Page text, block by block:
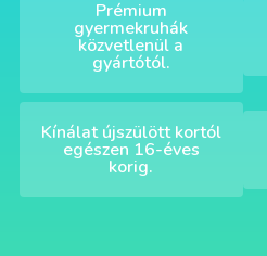
Prémium
gyermekruhák
közvetlenül a
gyártótól.
Kínálat újszülött kortól
egészen 16-éves
korig.